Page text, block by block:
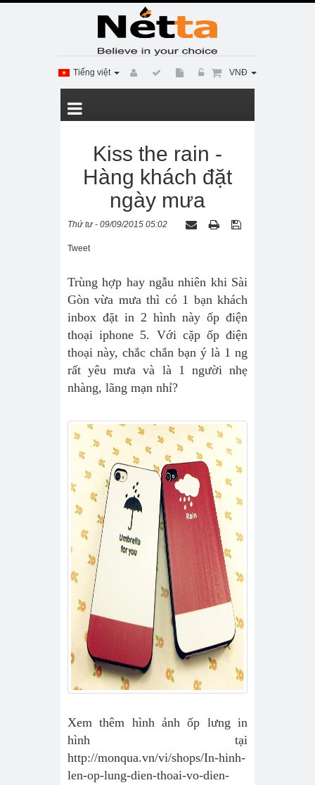
Tiếng việt VNĐ
Kiss the rain -
Hàng khách đặt
ngày mưa
Thứ tư - 09/09/2015 05:02
Tweet
Trùng hợp hay ngẫu nhiên khi Sài
Gòn vừa mưa thì có 1 bạn khách
inbox đặt in 2 hình này ốp điện
thoại iphone 5. Với cặp ốp điện
thoại này, chắc chắn bạn ý là 1 ng
rất yêu mưa và là 1 người nhẹ
nhàng, lãng mạn nhỉ?
Xem thêm hình ảnh ốp lưng in
hình tại
http://monqua.vn/vi/shops/In-hinh-
len-op-lung-dien-thoai-vo-dien-